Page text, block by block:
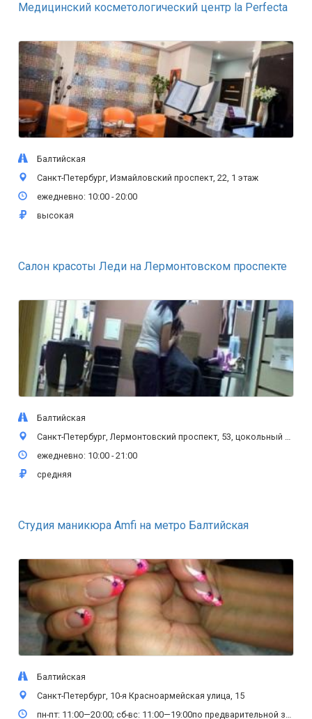
Медицинский косметологический центр la Perfecta
Балтийская
Санкт-Петербург, Измайловский проспект, 22, 1 этаж
ежедневно: 10:00 - 20:00
высокая
Салон красоты Леди на Лермонтовском проспекте
Балтийская
Санкт-Петербург, Лермонтовский проспект, 53, цокольный этаж
ежедневно: 10:00 - 21:00
средняя
Студия маникюра Amfi на метро Балтийская
Балтийская
Санкт-Петербург, 10-я Красноармейская улица, 15
пн-пт: 11:00—20:00; сб-вс: 11:00—19:00по предварительной записи